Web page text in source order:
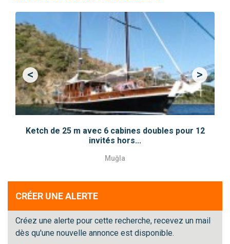
Ketch de 25 m avec 6 cabines doubles pour 12
invités hors...
Muğla
<Previous >Next
CRÉER UNE ALERTE
Créez une alerte pour cette recherche, recevez un mail
dès qu'une nouvelle annonce est disponible.